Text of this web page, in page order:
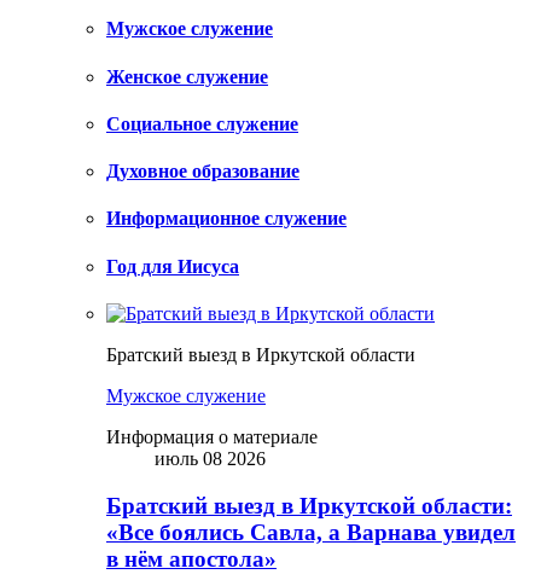
Мужское служение
Женское служение
Социальное служение
Духовное образование
Информационное служение
Год для Иисуса
Братский выезд в Иркутской области
Мужское служение
Информация о материале
июль 08 2026
Братский выезд в Иркутской области:
«Все боялись Савла, а Варнава увидел
в нём апостола»